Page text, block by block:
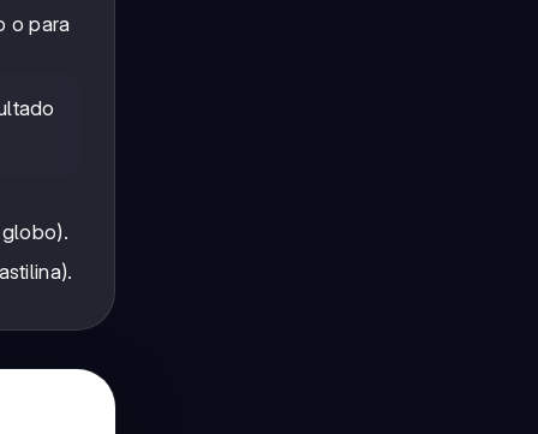
o para